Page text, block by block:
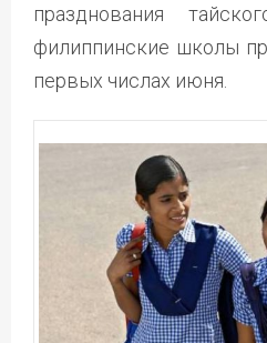
празднования
филиппинские школы
первых числах июня.